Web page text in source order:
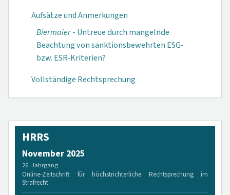
Aufsätze und Anmerkungen
Biermaier- Untreue durch mangelnde
Beachtung von sanktionsbewehrten ESG-
bzw. ESR-Kriterien?
Vollständige Rechtsprechung
HRRS
November 2025
26. Jahrgang
Online-Zeitschrift für höchstrichterliche Rechtsprechung im
Strafrecht